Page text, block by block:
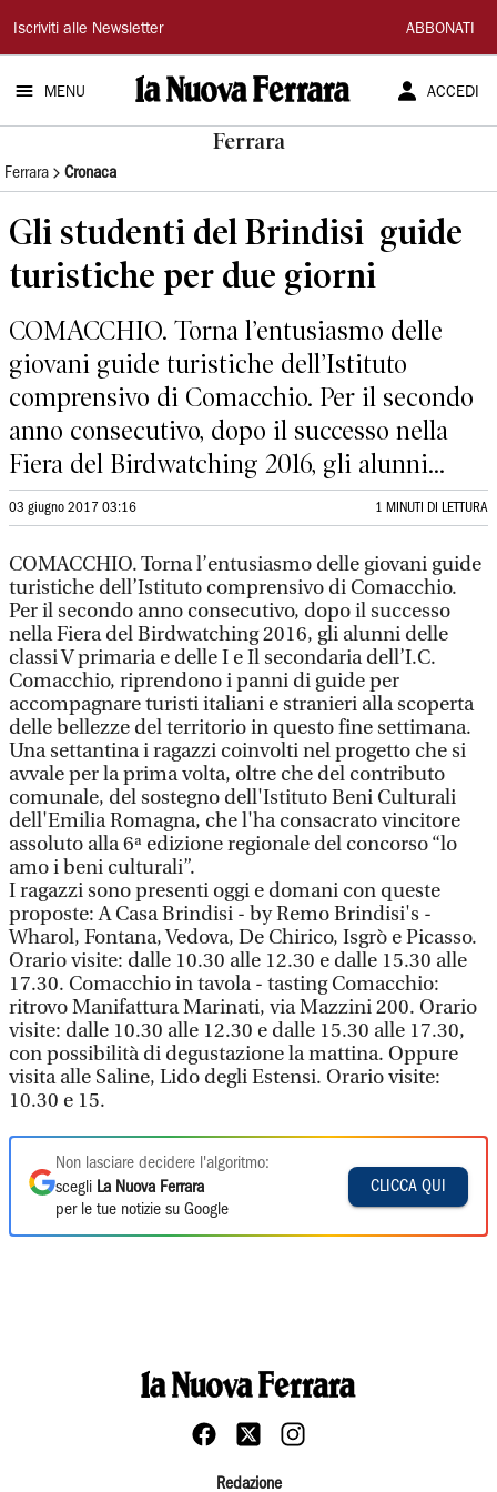
La
Nuova
Ferrara
Iscriviti alle Newsletter ABBONATI
MENU ACCEDI
Ferrara
Ferrara Cronaca
Gli studenti del Brindisi guide
turistiche per due giorni
COMACCHIO. Torna l’entusiasmo delle
giovani guide turistiche dell’Istituto
comprensivo di Comacchio. Per il secondo
anno consecutivo, dopo il successo nella
Fiera del Birdwatching 2016, gli alunni...
03 giugno 2017 03:16 1 MINUTI DI LETTURA
COMACCHIO. Torna l’entusiasmo delle giovani guide
turistiche dell’Istituto comprensivo di Comacchio.
Per il secondo anno consecutivo, dopo il successo
nella Fiera del Birdwatching 2016, gli alunni delle
classi V primaria e delle I e Il secondaria dell’I.C.
Comacchio, riprendono i panni di guide per
accompagnare turisti italiani e stranieri alla scoperta
delle bellezze del territorio in questo fine settimana.
Una settantina i ragazzi coinvolti nel progetto che si
avvale per la prima volta, oltre che del contributo
comunale, del sostegno dell'Istituto Beni Culturali
dell'Emilia Romagna, che l'ha consacrato vincitore
assoluto alla 6ª edizione regionale del concorso “lo
amo i beni culturali”.
I ragazzi sono presenti oggi e domani con queste
proposte: A Casa Brindisi - by Remo Brindisi's -
Wharol, Fontana, Vedova, De Chirico, Isgrò e Picasso.
Orario visite: dalle 10.30 alle 12.30 e dalle 15.30 alle
17.30. Comacchio in tavola - tasting Comacchio:
ritrovo Manifattura Marinati, via Mazzini 200. Orario
visite: dalle 10.30 alle 12.30 e dalle 15.30 alle 17.30,
con possibilità di degustazione la mattina. Oppure
visita alle Saline, Lido degli Estensi. Orario visite:
10.30 e 15.
Non lasciare decidere l'algoritmo:
scegli La Nuova Ferrara
per le tue notizie su Google
CLICCA QUI
Redazione